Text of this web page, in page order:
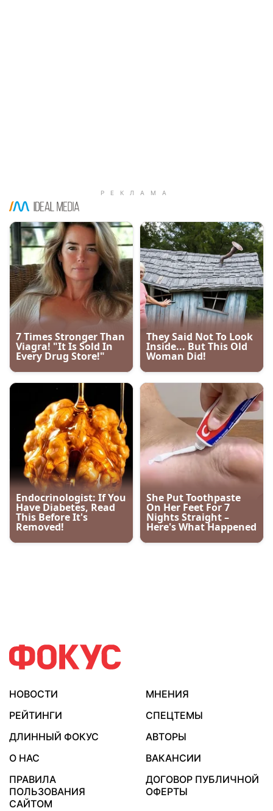
НОВОСТИ
МНЕНИЯ
РЕЙТИНГИ
СПЕЦТЕМЫ
ДЛИННЫЙ ФОКУС
АВТОРЫ
О НАС
ВАКАНСИИ
ПРАВИЛА
ПОЛЬЗОВАНИЯ
САЙТОМ
ДОГОВОР ПУБЛИЧНОЙ
ОФЕРТЫ